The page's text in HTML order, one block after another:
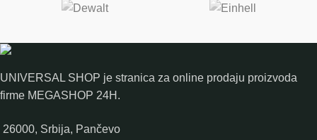
UNIVERSAL SHOP je stranica za online prodaju proizvoda
firme MEGASHOP 24H.
26000, Srbija, Pančevo